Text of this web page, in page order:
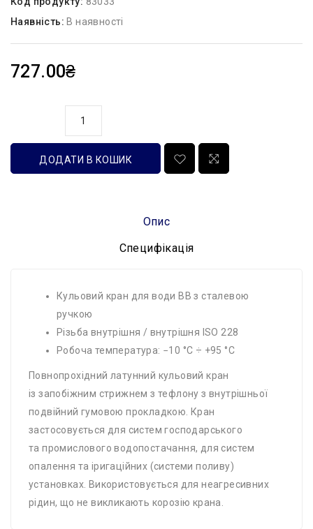
Наявність: В наявності
727.00₴
ДОДАТИ В КОШИК
Опис
Специфікація
Кульовий кран для води ВВ з сталевою
ручкою
Різьба внутрішня / внутрішня ISO 228
Робоча температура: −10 °C ÷ +95 °C
Повнопрохідний латунний кульовий кран
із запобіжним стрижнем з тефлону з внутрішньої
подвійний гумовою прокладкою. Кран
застосовується для систем господарського
та промислового водопостачання, для систем
опалення та іригаційних (системи поливу)
установках. Використовується для неагресивних
рідин, що не викликають корозію крана.